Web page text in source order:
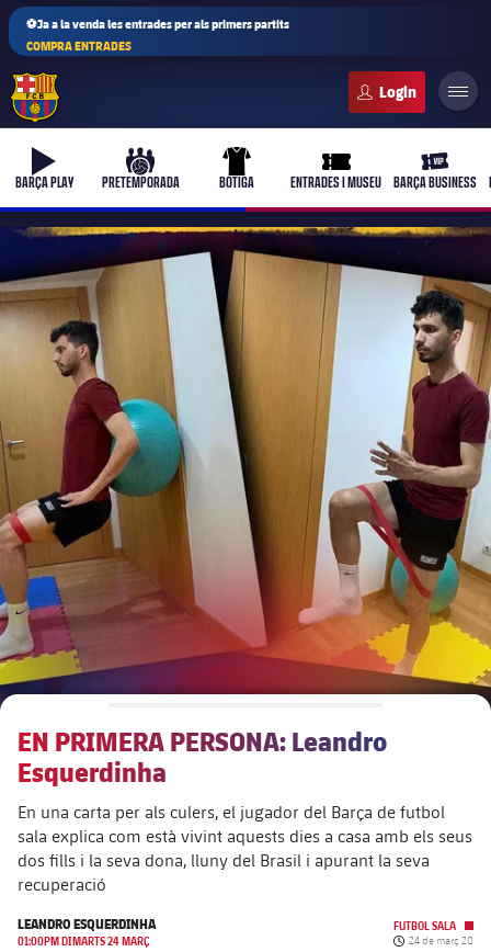
⚽Ja a la venda les entrades per als primers partits
COMPRA ENTRADES
b-play
BARÇA PLAY
culers-ball
PRETEMPORADA
uniform
BOTIGA
ticket-full
ENTRADES I MUSEU
ticket-
BARÇA BUSINESS
plusicon
més
Junta Directiva
Estructura executiva
chevron-right
label.aria.chevronright
Òrgans
Documents
chevron-right
label.aria.chevronright
chevron-right
label.aria.chevronright
plusicon
més
Barça Academy
Més que un club
Masia 360
La Masia
plusicon
més
Dècada a dècada
Jugadors de llegenda
Entrenadors
EN PRIMERA PERSONA: Leandro
Esquerdinha
En una carta per als culers, el jugador del Barça de futbol
sala explica com està vivint aquests dies a casa amb els seus
dos fills i la seva dona, lluny del Brasil i apurant la seva
recuperació
LEANDRO ESQUERDINHA
01:00PM DIMARTS 24 MARÇ
FUTBOL SALA
Data de
24 de març 20